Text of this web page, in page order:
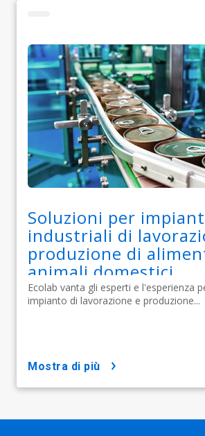
Soluzioni per
industriali di
produzione di
animali domestici
Ecolab vanta gli esperti e l'esperienza
impianto di lavorazione e produzione...
mostra di più